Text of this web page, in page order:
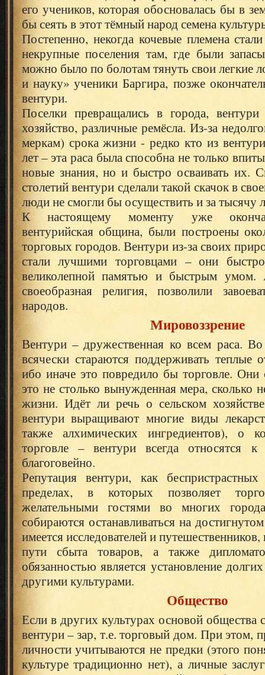
его учеников, которая обосновалась бы в
бы сеять в этот тёмный народ семена
Постепенно, некогда кочевые племена
некрупные поселения там, где были
можно было по болотам тянуть свои легкие
и науку» ученики Баргира, позже
вентури.
Поселки превращались в города, вентури
хозяйство, различные ремёсла. Из-за
меркам) срока жизни - редко кто из
лет – эта раса была способна не только
новые знания, но и быстро осваивать их.
столетий вентури сделали такой скачок в
люди не смогли бы осуществить и за тысячу
К настоящему моменту уже
вентурийская община, были построены
торговых городов. Вентури из-за своих
стали лучшими торговцами – они
великолепной памятью и быстрым умом.
своеобразная религия, позволили
народов.
Мировоззрение
Вентури – дружественная ко всем раса.
всячески стараются поддерживать теплые
ибо иначе это повредило бы торговле.
это не столько вынужденная мера, сколько
жизни. Идёт ли речь о сельском
вентури выращивают многие виды
также алхимических ингредиентов), о
торговле – вентури всегда относятся
благоговейно.
Репутация вентури, как
пределах, в которых позволяет
желательными гостями во многих
собираются останавливаться на
имеется исследователей и
пути сбыта товаров, а также
обязанностью является установление
другими культурами.
Общество
Если в других культурах основой общества
вентури – зар, т.е. торговый дом. При этом,
личности учитываются не предки (этого
культуре традиционно нет), а личные